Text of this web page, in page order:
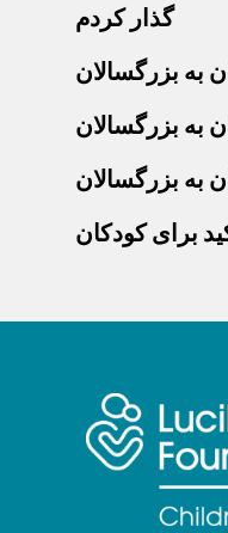
گذار کردم
به بزرگسالان
به بزرگسالان
به بزرگسالان
برای کودکان